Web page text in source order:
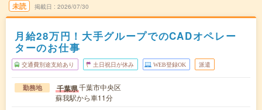
未読 掲載日 2026/07/30
月給28万円！大手グループでのCADオペレー
ターのお仕事
交通費別途支給あり 土日祝日が休み WEB登録OK 派遣
勤務地 千葉県千葉市中央区
蘇我駅から車11分